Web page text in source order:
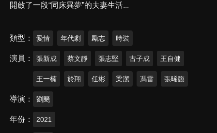
開啟了一段“同床異夢”的夫妻生活...
類型 愛情 年代劇 勵志 時裝
演員 張新成 蔡文靜 張志堅 古子成 王自健
王一楠 於翔 任彬 梁潔 馮雷 張晞臨
導演 劉飈
年份 2021